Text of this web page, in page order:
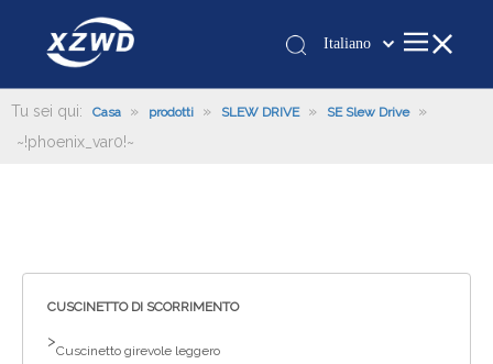
Italiano
românesc
Deutsch
Tu sei qui: Casa » prodotti » SLEW DRIVE » SE Slew Drive
»
~!phoenix_var0!~
CUSCINETTO DI SCORRIMENTO
>
Cuscinetto girevole leggero